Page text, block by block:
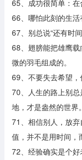
65、成功很简单：在
66、哪怕此刻的生活
67、别总说“还有时
68、翅膀能把雄鹰
微的羽毛组成的。
69、不要失去希望，
70、人生的路上别
地，才是盎然的世界。
71、相信别人，放
值，并不是用时间，
72、经验确实是个好